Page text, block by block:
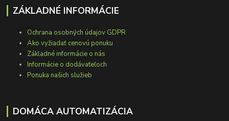
ZÁKLADNÉ INFORMÁCIE
Ochrana osobných údajov GDPR
Ako vyžiadať cenovú ponuku
Základné informácie o nás
Informácie o dodávateľoch
Ponuka našich služieb
DOMÁCA AUTOMATIZÁCIA